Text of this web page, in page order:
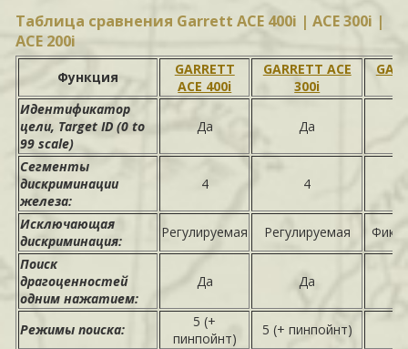
Таблица сравнения Garrett ACE 400i | ACE 300i |
ACE 200i
Функция
GARRETT
ACE 400i
GARRETT ACE
300i
Идентификатор
цели, Target ID (0 to
99 scale)
Да Да
Сегменты
дискриминации
железа:
4 4
Исключающая
дискриминация:
Регулируемая Регулируемая
Поиск
драгоценностей
одним нажатием:
Да Да
Режимы поиска:
5 (+
пинпойнт)
5 (+ пинпойнт)